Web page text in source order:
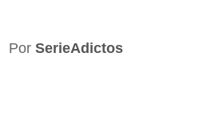
Por SerieAdictos